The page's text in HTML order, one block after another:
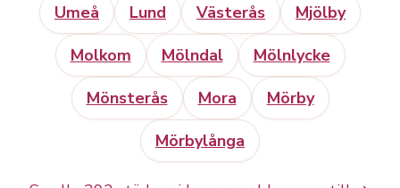
Umeå
Lund Västerås
Mjölby
Molkom
Mölndal
Mölnlycke
Mönsterås
Mora
Mörby
Mörbylånga